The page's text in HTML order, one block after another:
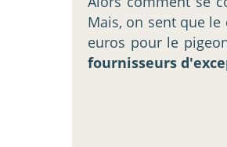
Mais, on sent que
euros pour le
fournisseurs